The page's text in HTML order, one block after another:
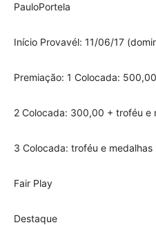
PauloPortela
Início Provavél: 11/06/17
Premiação: 1 Colocada:
2 Colocada: 300,00 + troféu e
3 Colocada: troféu e medalhas
Fair Play
Destaque